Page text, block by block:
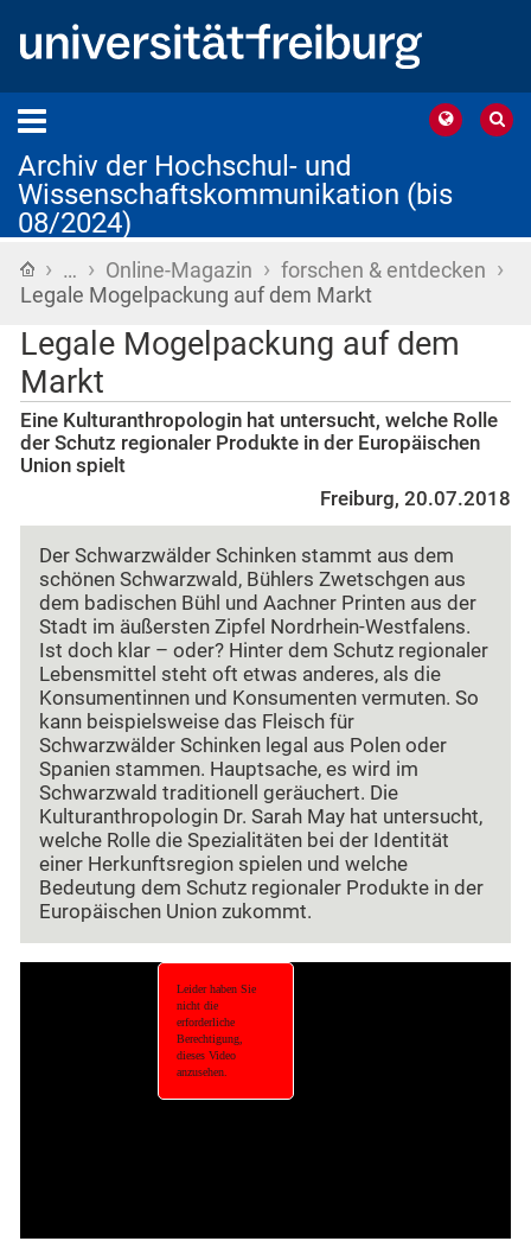
Archiv der Hochschul- und
Wissenschaftskommunikation (bis
08/2024)
Startseite
› … › Online-Magazin › forschen & entdecken ›
Legale Mogelpackung auf dem Markt
Legale Mogelpackung auf dem
Markt
Eine Kulturanthropologin hat untersucht, welche Rolle
der Schutz regionaler Produkte in der Europäischen
Union spielt
Freiburg, 20.07.2018
Der Schwarzwälder Schinken stammt aus dem
schönen Schwarzwald, Bühlers Zwetschgen aus
dem badischen Bühl und Aachner Printen aus der
Stadt im äußersten Zipfel Nordrhein-Westfalens.
Ist doch klar – oder? Hinter dem Schutz regionaler
Lebensmittel steht oft etwas anderes, als die
Konsumentinnen und Konsumenten vermuten. So
kann beispielsweise das Fleisch für
Schwarzwälder Schinken legal aus Polen oder
Spanien stammen. Hauptsache, es wird im
Schwarzwald traditionell geräuchert. Die
Kulturanthropologin Dr. Sarah May hat untersucht,
welche Rolle die Spezialitäten bei der Identität
einer Herkunftsregion spielen und welche
Bedeutung dem Schutz regionaler Produkte in der
Europäischen Union zukommt.